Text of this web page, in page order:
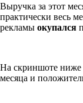
Выручка за этот
практически весь
рекламы окупался
На скриншоте ниже
месяца и